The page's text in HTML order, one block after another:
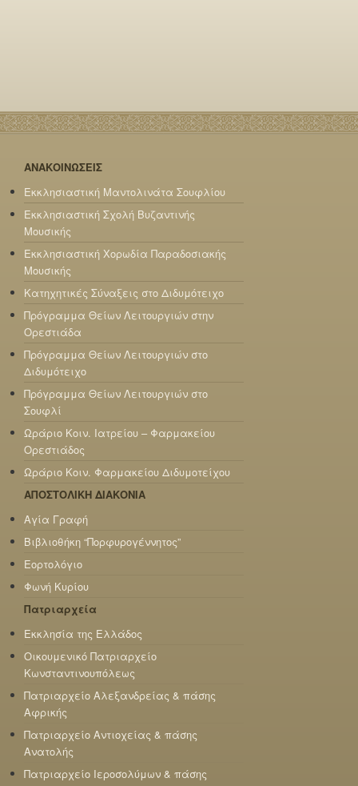
ΑΝΑΚΟΙΝΩΣΕΙΣ
Εκκλησιαστική Μαντολινάτα Σουφλίου
Εκκλησιαστική Σχολή Βυζαντινής
Μουσικής
Εκκλησιαστική Χορωδία Παραδοσιακής
Μουσικής
Κατηχητικές Σύναξεις στο Διδυμότειχο
Πρόγραμμα Θείων Λειτουργιών στην
Ορεστιάδα
Πρόγραμμα Θείων Λειτουργιών στο
Διδυμότειχο
Πρόγραμμα Θείων Λειτουργιών στο
Σουφλί
Ωράριο Κοιν. Ιατρείου – Φαρμακείου
Ορεστιάδος
Ωράριο Κοιν. Φαρμακείου Διδυμοτείχου
ΑΠΟΣΤΟΛΙΚΗ ΔΙΑΚΟΝΙΑ
Αγία Γραφή
Βιβλιοθήκη “Πορφυρογέννητος”
Εορτολόγιο
Φωνή Κυρίου
Πατριαρχεία
Εκκλησία της Ελλάδος
Οικουμενικό Πατριαρχείο
Κωνσταντινουπόλεως
Πατριαρχείο Αλεξανδρείας & πάσης
Αφρικής
Πατριαρχείο Αντιοχείας & πάσης
Ανατολής
Πατριαρχείο Ιεροσολύμων & πάσης